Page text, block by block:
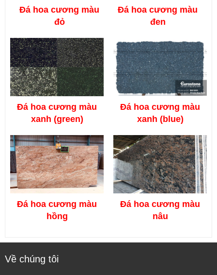
Đá hoa cương màu
đỏ
Đá hoa cương màu
đen
Đá hoa cương màu
xanh (green)
Đá hoa cương màu
xanh (blue)
Đá hoa cương màu
hồng
Đá hoa cương màu
nâu
Về chúng tôi